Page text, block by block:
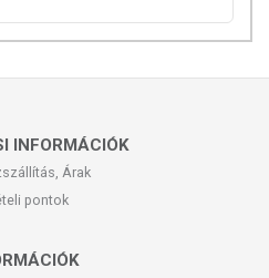
INFORMÁCIÓK
Árak
pontok